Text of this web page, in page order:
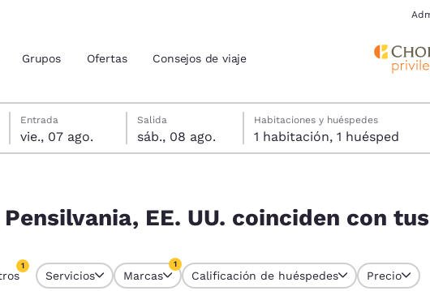
actuales
Estados Unidos
Español Español
Grupos Ofertas Consejos de viaje
viernes, 7 de agosto
Entrada
vie., 07 ago.
sábado, 8 de agosto
Salida
sáb., 08 ago.
Fecha de salida seleccionada: sábado, 8 de agosto
Fecha de entrada seleccionada: viernes, 7 de agosto
Habitaciones y huéspedes
1 habitación, 1 huésped
EE. UU. coinciden con
1
seleccionado actualmente
Servicios Marcas
1
Calificación de huéspedes Precio